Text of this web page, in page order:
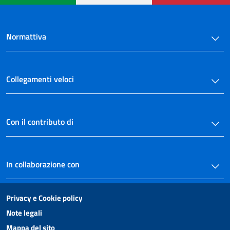
Normattiva
Collegamenti veloci
Con il contributo di
In collaborazione con
Privacy e Cookie policy
Note legali
Mappa del sito